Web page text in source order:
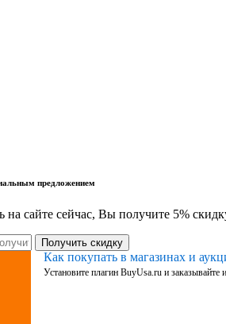
предложением
на сайте сейчас, Вы получите 5%
Получить скидку
Как покупать в магазинах и
Установите плагин BuyUsa.ru и заказывайте